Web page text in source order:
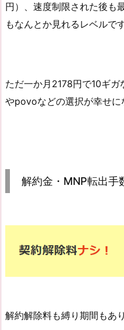
円）、速度制限された後も
もなんとか見れるレベルです
ただ一か月2178円で10ギ
やpovoなどの選択が幸せに
解約金・MNP転出手
解約解除料も縛り期間もあ